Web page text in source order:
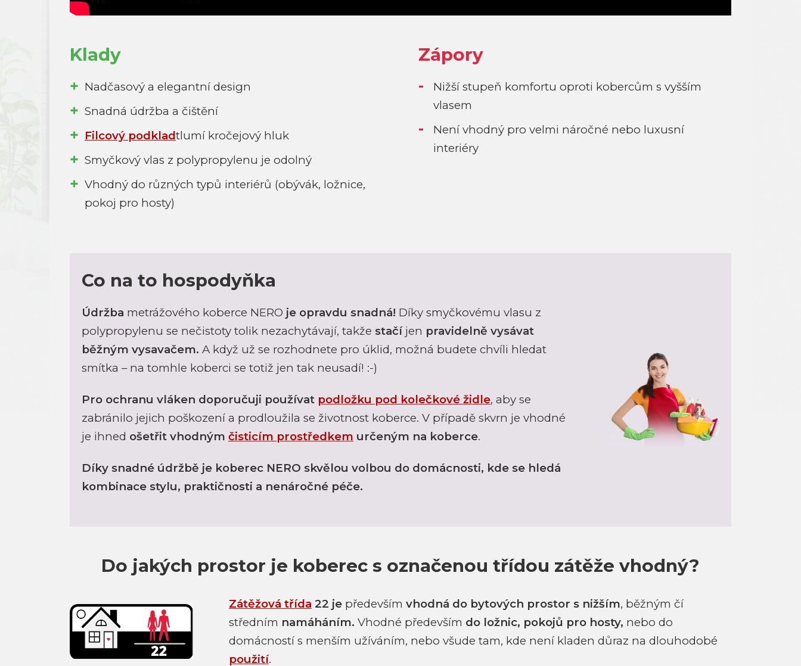
Klady
Nadčasový a elegantní design
Snadná údržba a čištění
Filcový podkladtlumí kročejový hluk
Smyčkový vlas z polypropylenu je odolný
Vhodný do různých typů interiérů (obývák, ložnice,
pokoj pro hosty)
Zápory
Nižší stupeň komfortu oproti kobercům s vyšším
vlasem
Není vhodný pro velmi náročné nebo luxusní
interiéry
Co na to hospodyňka
Údržba metrážového koberce NERO je opravdu snadná! Díky smyčkovému vlasu z
polypropylenu se nečistoty tolik nezachytávají, takže stačíjen pravidelně vysávat
běžným vysavačem. A když už se rozhodnete pro úklid, možná budete chvíli hledat
smítka – na tomhle koberci se totiž jen tak neusadí! :-)
Pro ochranu vláken doporučuji používat podložku pod kolečkové židle, aby se
zabránilo jejich poškození a prodloužila se životnost koberce. V případě skvrn je vhodné
je ihned ošetřit vhodným čisticím prostředkem určeným na koberce.
Díky snadné údržbě je koberec NERO skvělou volbou do domácnosti, kde se hledá
kombinace stylu, praktičnosti a nenáročné péče.
Do jakých prostor je koberec s označenou třídou zátěže vhodný?
Zátěžová třída 22 je především vhodná do bytových prostor s nižším, běžným čí
středním namáháním. Vhodné především do ložnic, pokojů pro hosty, nebo do
domácností s menším užíváním, nebo všude tam, kde není kladen důraz na dlouhodobé
použití.